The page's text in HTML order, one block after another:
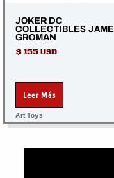
JOKER DC
COLLECTIBLES
GROMAN
$ 155 USD
Leer Más
Art Toys